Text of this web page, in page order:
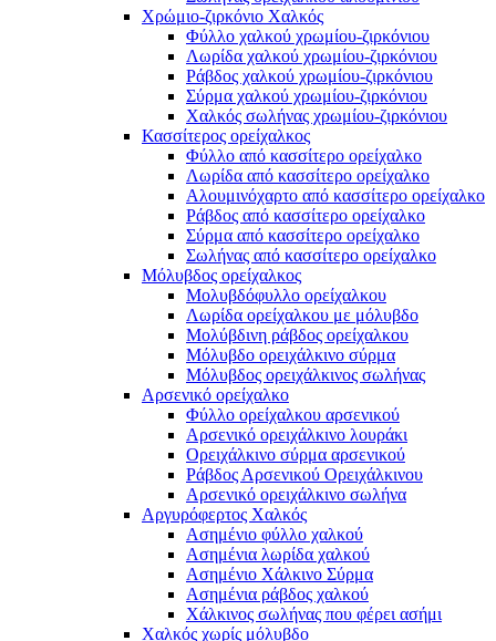
Χρώμιο-ζιρκόνιο Χαλκός
Φύλλο χαλκού χρωμίου-ζιρκόνιου
Λωρίδα χαλκού χρωμίου-ζιρκόνιου
Ράβδος χαλκού χρωμίου-ζιρκόνιου
Σύρμα χαλκού χρωμίου-ζιρκόνιου
Χαλκός σωλήνας χρωμίου-ζιρκόνιου
Κασσίτερος ορείχαλκος
Φύλλο από κασσίτερο ορείχαλκο
Λωρίδα από κασσίτερο ορείχαλκο
Αλουμινόχαρτο από κασσίτερο ορείχαλκο
Ράβδος από κασσίτερο ορείχαλκο
Σύρμα από κασσίτερο ορείχαλκο
Σωλήνας από κασσίτερο ορείχαλκο
Μόλυβδος ορείχαλκος
Μολυβδόφυλλο ορείχαλκου
Λωρίδα ορείχαλκου με μόλυβδο
Μολύβδινη ράβδος ορείχαλκου
Μόλυβδο ορειχάλκινο σύρμα
Μόλυβδος ορειχάλκινος σωλήνας
Αρσενικό ορείχαλκο
Φύλλο ορείχαλκου αρσενικού
Αρσενικό ορειχάλκινο λουράκι
Ορειχάλκινο σύρμα αρσενικού
Ράβδος Αρσενικού Ορειχάλκινου
Αρσενικό ορειχάλκινο σωλήνα
Αργυρόφερτος Χαλκός
Ασημένιο φύλλο χαλκού
Ασημένια λωρίδα χαλκού
Ασημένιο Χάλκινο Σύρμα
Ασημένια ράβδος χαλκού
Χάλκινος σωλήνας που φέρει ασήμι
Χαλκός χωρίς μόλυβδο